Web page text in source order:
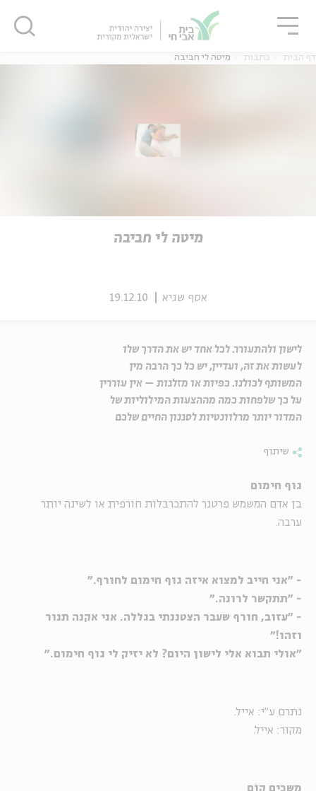
אנגלית
דף הבית כתבות מיטה לי חביבה
מיטה לי חביבה
אסף שגיא 19.12.10
לישון ולהתעורר. לכל אחד יש את הדרך שלו
לעשות את זה, ועדיין, יש כל כך הרבה מין
המשותף לכולנו. כפיות או מזלגות – אין עוררין
על כך שלפחות כמה מההצעות המילוליות של
המדור יותר מרלוונטיות לסגנון החיים שלכם
שיתוף
גוף חימום
בן אדם המשמש פרטנר להתכרבלות חורפית או לשינה יותר
ערבה.
- "אני חייב למצוא איזה גוף חימום לחורף."
- "תתקשר לרונה."
- "עזוב, חורף שעבר הצטננתי בגללה. אני אקנה תנור
וזהו!"
"אולי תבוא אלי לישון היום? לא יזיק לי גוף חימום."
נתרם ע"י: אייל.
מקור: אייל.
משכים קוֹם
סגור